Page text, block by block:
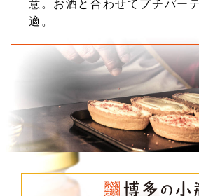
意。お酒と合わせてプチパー
適。